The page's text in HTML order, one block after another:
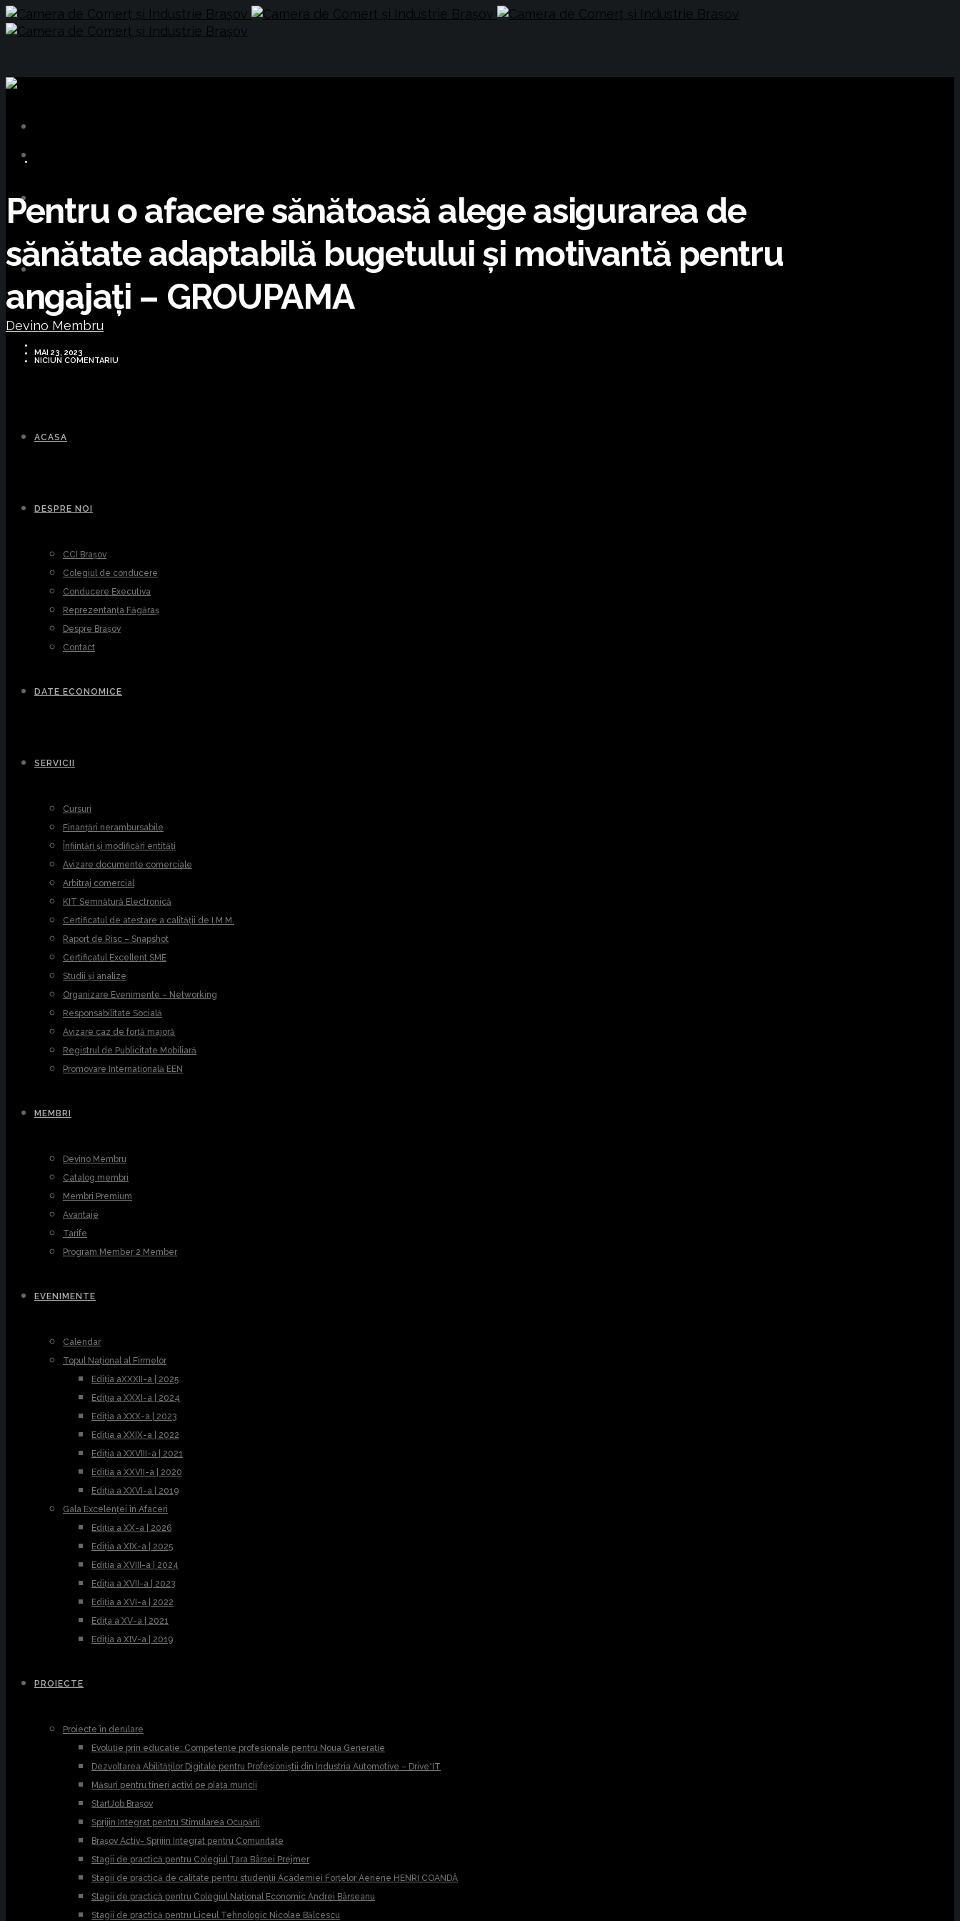
Devino Membru
ACASA
DESPRE NOI
CCI Brașov
Colegiul de conducere
Conducere Executiva
Reprezentanța Făgăraș
Despre Brașov
Contact
DATE ECONOMICE
SERVICII
Cursuri
Finanțări nerambursabile
Înființări și modificări entități
Avizare documente comerciale
Arbitraj comercial
KIT Semnătură Electronică
Certificatul de atestare a calității de I.M.M.
Raport de Risc – Snapshot
Certificatul Excellent SME
Studii și analize
Organizare Evenimente – Networking
Responsabilitate Socială
Avizare caz de forță majoră
Registrul de Publicitate Mobiliară
Promovare Internațională EEN
MEMBRI
Devino Membru
Catalog membri
Membri Premium
Avantaje
Tarife
Program Member 2 Member
EVENIMENTE
Calendar
Topul Național al Firmelor
Ediția aXXXII-a | 2025
Ediția a XXXI-a | 2024
Ediția a XXX-a | 2023
Ediția a XXIX-a | 2022
Ediția a XXVIII-a | 2021
Ediția a XXVII-a | 2020
Ediția a XXVI-a | 2019
Gala Excelenței în Afaceri
Ediția a XX-a | 2026
Ediția a XIX-a | 2025
Ediția a XVIII-a | 2024
Ediția a XVII-a | 2023
Ediția a XVI-a | 2022
Edița a XV-a | 2021
Ediția a XIV-a | 2019
PROIECTE
Proiecte în derulare
Evoluție prin educație: Competențe profesionale pentru Noua Generație
Dezvoltarea Abilităților Digitale pentru Profesioniștii din Industria Automotive – Drive*IT
Măsuri pentru tineri activi pe piața muncii
StartJob Brașov
Sprijin Integrat pentru Stimularea Ocupării
Brașov Activ- Sprijin Integrat pentru Comunitate
Stagii de practică pentru Colegiul Țara Bârsei Prejmer
Stagii de practică de calitate pentru studenții Academiei Forțelor Aeriene HENRI COANDĂ
Stagii de practică pentru Colegiul Național Economic Andrei Bârseanu
Stagii de practică pentru Liceul Tehnologic Nicolae Bălcescu
Pentru o afacere sănătoasă alege asigurarea de
sănătate adaptabilă bugetului și motivantă pentru
angajați – GROUPAMA
MAI 23, 2023
NICIUN COMENTARIU